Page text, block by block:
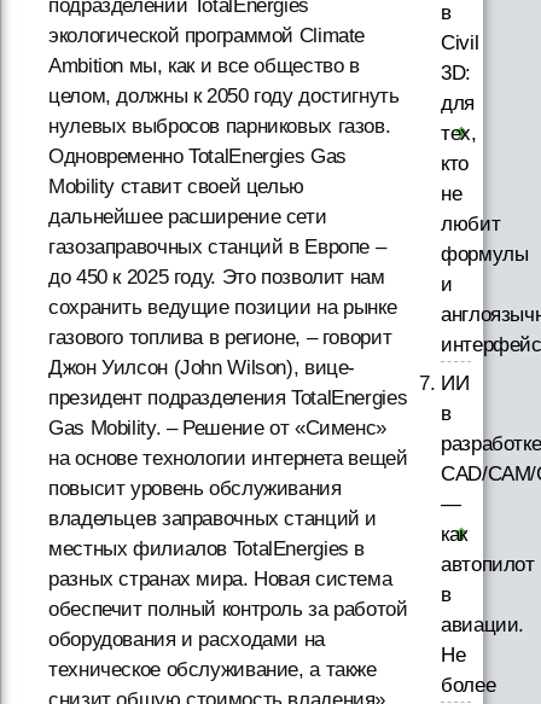
подразделении TotalEnergies
экологической программой Climate
Ambition мы, как и все общество в
целом, должны к 2050 году достигнуть
нулевых выбросов парниковых газов.
Одновременно TotalEnergies Gas
Mobility ставит своей целью
дальнейшее расширение сети
газозаправочных станций в Европе –
до 450 к 2025 году. Это позволит нам
сохранить ведущие позиции на рынке
газового топлива в регионе, – говорит
Джон Уилсон (John Wilson), вице-
президент подразделения TotalEnergies
Gas Mobility. – Решение от «Сименс»
на основе технологии интернета вещей
повысит уровень обслуживания
владельцев заправочных станций и
местных филиалов TotalEnergies в
разных странах мира. Новая система
обеспечит полный контроль за работой
оборудования и расходами на
техническое обслуживание, а также
в
Civil
3D:
для
тех,
кто
не
любит
формулы
и
ИИ
в
разработке
CAD/
—
как
автопилот
в
авиации.
Не
более